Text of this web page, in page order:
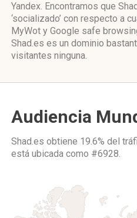
Yandex. Encontramos que
‘socializado’ con respecto a
MyWot y Google safe
Shad.es es un dominio
visitantes ninguna.
Audiencia
Shad.es obtiene 19.6% del
está ubicada como #6928.